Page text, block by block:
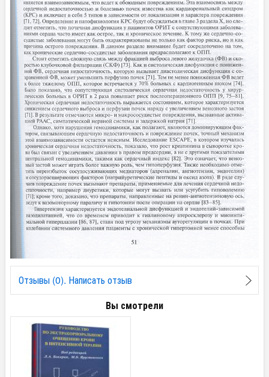
Отзывы (0). Написать отзыв
Вы смотрели